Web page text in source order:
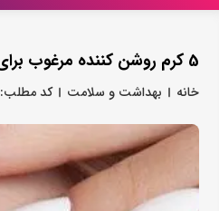
5 کرم روشن کننده مرغوب‌ برای سفیدی پوست
خانه بهداشت و سلامت کد مطلب: ۲۴۳۱۸۳